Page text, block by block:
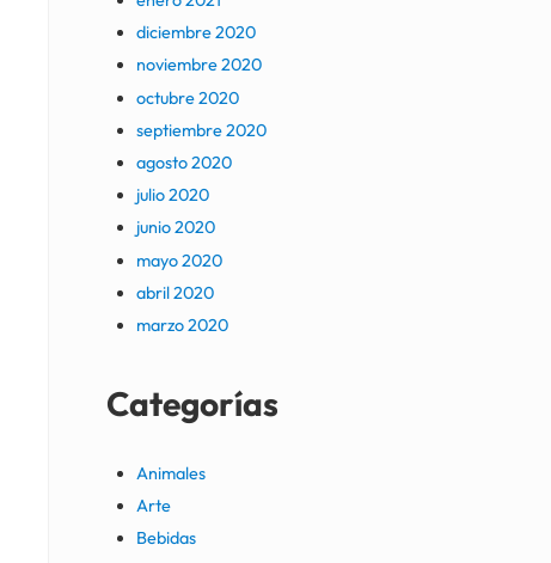
diciembre 2020
noviembre 2020
octubre 2020
septiembre 2020
agosto 2020
julio 2020
junio 2020
mayo 2020
abril 2020
marzo 2020
Categorías
Animales
Arte
Bebidas